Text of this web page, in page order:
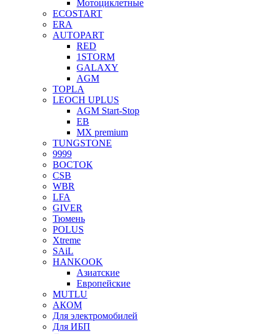
Мотоциклетные
ECOSTART
ERA
AUTOPART
RED
1STORM
GALAXY
AGM
TOPLA
LEOCH UPLUS
AGM Start-Stop
EB
MX premium
TUNGSTONE
9999
ВОСТОК
CSB
WBR
LFA
GIVER
Тюмень
POLUS
Xtreme
SAiL
HANKOOK
Азиатские
Европейские
MUTLU
АКОМ
Для электромобилей
Для ИБП